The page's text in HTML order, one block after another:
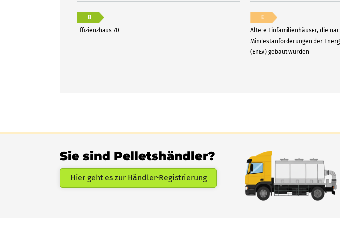
B
Effizienzhaus 70
E
Ältere Einfamilienhäuser, die
Mindestanforderungen der
(EnEV) gebaut wurden
Sie sind Pelletshändler?
Hier geht es zur Händler-Registrierung